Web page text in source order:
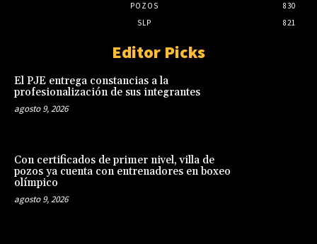
POZOS
830
SLP
821
Editor Picks
El PJE entrega constancias a la
profesionalización de sus integrantes
agosto 9, 2026
Con certificados de primer nivel, villa de
pozos ya cuenta con entrenadores en boxeo
olímpico
agosto 9, 2026